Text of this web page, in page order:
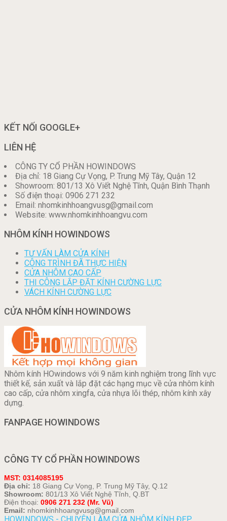
KẾT NỐI GOOGLE+
LIÊN HỆ
CÔNG TY CỔ PHẦN HOWINDOWS
Địa chỉ: 18 Giang Cự Vọng, P. Trung Mỹ Tây, Quận 12
Showroom: 801/13 Xô Viết Nghệ Tĩnh, Quận Bình Thạnh
Số điện thoại: 0906 271 232
Email: nhomkinhhoangvusg@gmail.com
Website: www.nhomkinhhoangvu.com
NHÔM KÍNH HOWINDOWS
TƯ VẤN LÀM CỬA KÍNH
CÔNG TRÌNH ĐÃ THỰC HIỆN
CỬA NHÔM CAO CẤP
THI CÔNG LẮP ĐẶT KÍNH CƯỜNG LỰC
VÁCH KÍNH CƯỜNG LỰC
CỬA NHÔM KÍNH HOWINDOWS
Nhôm kính HOwindows với 9 năm kinh nghiệm trong lĩnh vực
thiết kế, sản xuất và lắp đặt các hạng mục về cửa nhôm kính
cao cấp, cửa nhôm xingfa, cửa nhựa lõi thép, nhôm kính xây
dựng.
FANPAGE HOWINDOWS
CÔNG TY CỔ PHẦN HOWINDOWS
MST: 0314085195
Địa chỉ: 18 Giang Cự Vọng, P. Trung Mỹ Tây, Q.12
Showroom: 801/13 Xô Viết Nghệ Tĩnh, Q.BT
Điện thoại: 0906 271 232 (Mr. Vũ)
Email: nhomkinhhoangvusg@gmail.com